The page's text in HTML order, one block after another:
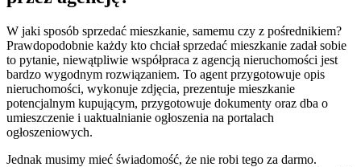
W jaki sposób sprzedać mieszkanie, samemu czy z pośrednikiem?
Prawdopodobnie każdy kto chciał sprzedać mieszkanie zadał sobie
to pytanie, niewątpliwie współpraca z agencją nieruchomości jest
bardzo wygodnym rozwiązaniem. To agent przygotowuje opis
nieruchomości, wykonuje zdjęcia, prezentuje mieszkanie
potencjalnym kupującym, przygotowuje dokumenty oraz dba o
umieszczenie i uaktualnianie ogłoszenia na portalach
ogłoszeniowych.
Jednak musimy mieć świadomość, że nie robi tego za darmo.